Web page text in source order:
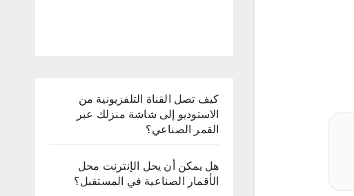
كيف تصل القناة التلفزيونية من
الاستوديو إلى شاشة منزلك عبر
القمر الصناعي؟
هل يمكن أن يحل الإنترنت محل
الأقمار الصناعية في المستقبل؟